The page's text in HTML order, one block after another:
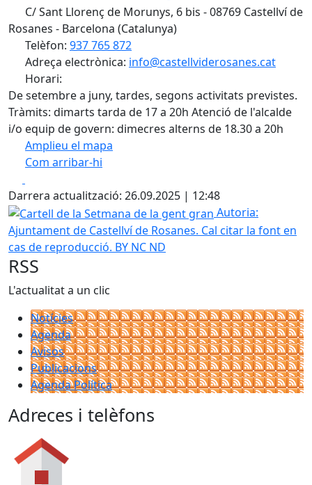
C/ Sant Llorenç de Morunys, 6 bis - 08769 Castellví de
Rosanes - Barcelona (Catalunya)
Telèfon: 937 765 872
Adreça electrònica: info@castellviderosanes.cat
Horari:
De setembre a juny, tardes, segons activitats previstes.
Tràmits: dimarts tarda de 17 a 20h Atenció de l'alcalde
i/o equip de govern: dimecres alterns de 18.30 a 20h
Amplieu el mapa
Com arribar-hi
+
−
Darrera actualització: 26.09.2025 | 12:48
Cartell de la Setmana de la gent gran
Autoria:
Ajuntament de Castellví de Rosanes. Cal citar la font en
cas de reproducció. BY NC ND
RSS
L'actualitat a un clic
Notícies
Agenda
Avisos
Publicacions
Agenda Política
Adreces i telèfons